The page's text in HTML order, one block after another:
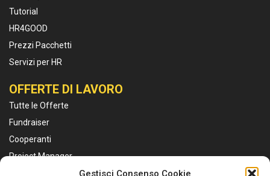
Gestisci Consenso Cookie
Tutorial
HR4GOOD
Prezzi Pacchetti
Servizi per HR
OFFERTE DI LAVORO
Tutte le Offerte
Fundraiser
Cooperanti
Project Manager